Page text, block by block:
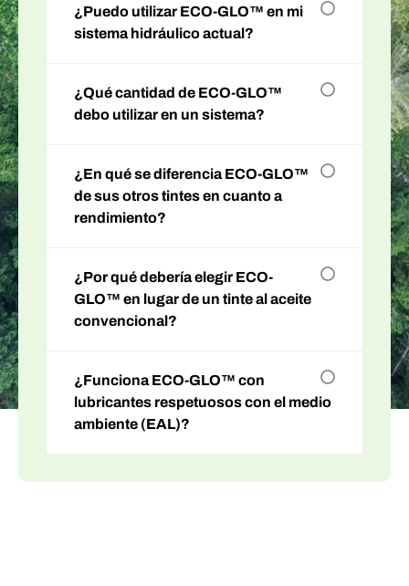
¿Puedo utilizar ECO-GLO™ en mi
sistema hidráulico actual?
¿Qué cantidad de ECO-GLO™
debo utilizar en un sistema?
¿En qué se diferencia ECO-GLO™
de sus otros tintes en cuanto a
rendimiento?
¿Por qué debería elegir ECO-
GLO™ en lugar de un tinte al aceite
convencional?
¿Funciona ECO-GLO™ con
lubricantes respetuosos con el medio
ambiente (EAL)?